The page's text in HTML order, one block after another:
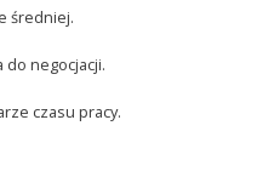
średniej.
negocjacji.
czasu pracy.